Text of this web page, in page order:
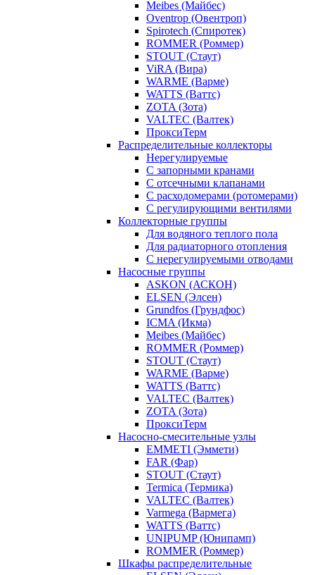
Meibes (Майбес)
Oventrop (Овентроп)
Spirotech (Спиротек)
ROMMER (Роммер)
STOUT (Стаут)
ViRA (Вира)
WARME (Варме)
WATTS (Ваттс)
ZOTA (Зота)
VALTEC (Валтек)
ПроксиТерм
Распределительные коллекторы
Нерегулируемые
С запорными кранами
С отсечными клапанами
С расходомерами (ротомерами)
С регулирующими вентилями
Коллекторные группы
Для водяного теплого пола
Для радиаторного отопления
С нерегулируемыми отводами
Насосные группы
ASKON (АСКОН)
ELSEN (Элсен)
Grundfos (Грундфос)
ICMA (Икма)
Meibes (Майбес)
ROMMER (Роммер)
STOUT (Стаут)
WARME (Варме)
WATTS (Ваттс)
VALTEC (Валтек)
ZOTA (Зота)
ПроксиТерм
Насосно-смесительные узлы
EMMETI (Эммети)
FAR (Фар)
STOUT (Стаут)
Termica (Термика)
VALTEC (Валтек)
Varmega (Вармега)
WATTS (Ваттс)
UNIPUMP (Юнипамп)
ROMMER (Роммер)
Шкафы распределительные